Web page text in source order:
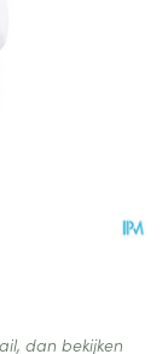
dan bekijken